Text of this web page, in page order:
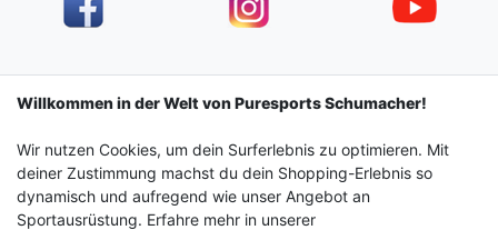
Impressum Daten­schutz­erklärung AGB
Barrierefreiheitserklärung Widerrufs­recht
Willkommen in der Welt von Puresports Schumacher!
Wir nutzen Cookies, um dein Surferlebnis zu optimieren. Mit
deiner Zustimmung machst du dein Shopping-Erlebnis so
dynamisch und aufregend wie unser Angebot an
Sportausrüstung. Erfahre mehr in unserer